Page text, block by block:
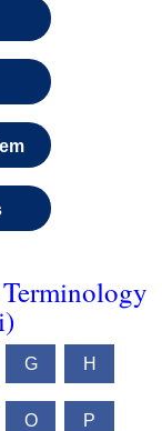
G H
O P